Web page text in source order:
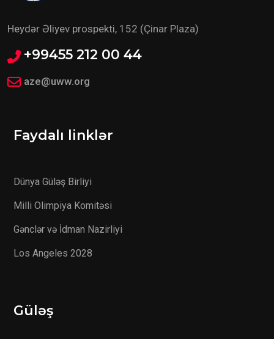
Heydər Əliyev prospekti, 152 (Çinar Plaza)
+99455 212 00 44
aze@uww.org
Faydalı linklər
Dünya Güləş Birliyi
Milli Olimpiya Komitəsi
Gənclər və İdman Nazirliyi
Los Angeles 2028
Güləş